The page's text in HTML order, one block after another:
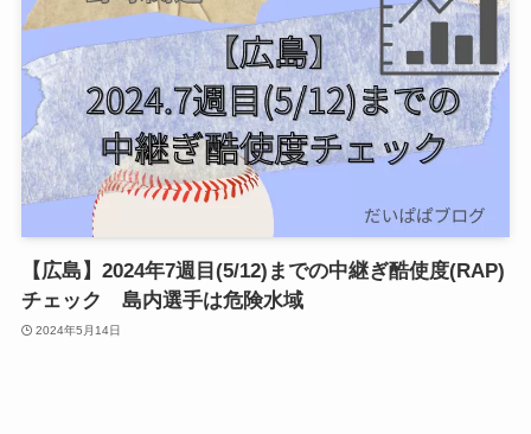
【広島】2024年7週目(5/12)までの中継ぎ酷使度(RAP)
チェック 島内選手は危険水域
2024年5月14日